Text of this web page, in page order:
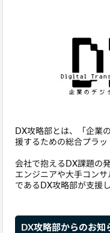
DX攻略部とは、「企業
援するための総合プラッ
会社で抱えるDX課題の
エンジニアや大手コン
であるDX攻略部が支援し
DX攻略部からのお知